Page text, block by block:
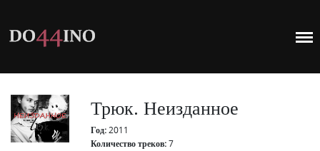
Трюк. Неизданное
Год:2011
Количество треков:7